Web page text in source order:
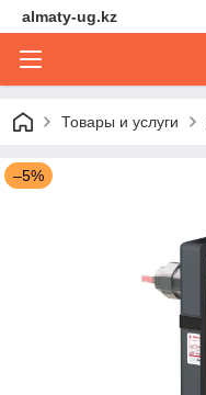
almaty-ug.kz
Товары и услуги
–5%